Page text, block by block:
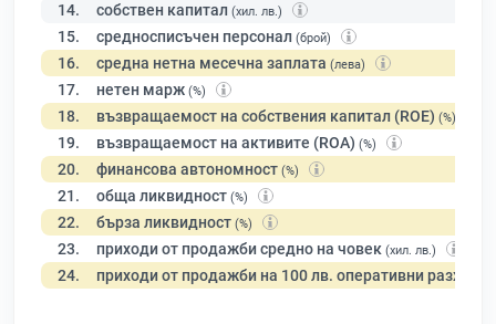
14. собствен капитал (хил. лв.)
15. средносписъчен персонал (брой)
16. средна нетна месечна заплата (лева)
17. нетен марж (%)
18. възвращаемост на собствения капитал (ROE) (%)
19. възвращаемост на активите (ROA) (%)
20. финансова автономност (%)
21. обща ликвидност (%)
22. бърза ликвидност (%)
23. приходи от продажби средно на човек (хил. лв.)
24. приходи от продажби на 100 лв. оперативни разходи